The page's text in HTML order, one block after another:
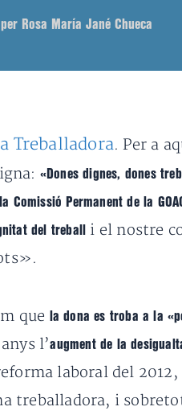
per Rosa María Jané Chueca
Treballadora. Per a
«Dones dignes, dones
Comissió Permanent de la
del treball i el nostre
que la dona es troba a la
l’augment de la
laboral del
treballadora, i